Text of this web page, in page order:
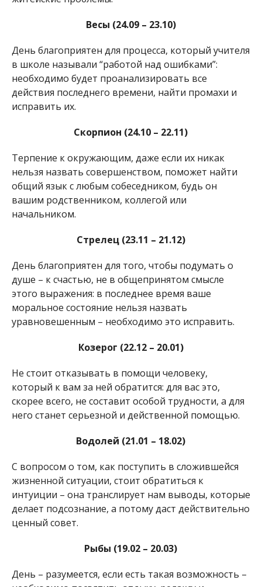
Весы (24.09 – 23.10)
День благоприятен для процесса, который учителя
в школе называли “работой над ошибками”:
необходимо будет проанализировать все
действия последнего времени, найти промахи и
исправить их.
Скорпион (24.10 – 22.11)
Терпение к окружающим, даже если их никак
нельзя назвать совершенством, поможет найти
общий язык с любым собеседником, будь он
вашим родственником, коллегой или
начальником.
Стрелец (23.11 – 21.12)
День благоприятен для того, чтобы подумать о
душе – к счастью, не в общепринятом смысле
этого выражения: в последнее время ваше
моральное состояние нельзя назвать
уравновешенным – необходимо это исправить.
Козерог (22.12 – 20.01)
Не стоит отказывать в помощи человеку,
который к вам за ней обратится: для вас это,
скорее всего, не составит особой трудности, а для
него станет серьезной и действенной помощью.
Водолей (21.01 – 18.02)
С вопросом о том, как поступить в сложившейся
жизненной ситуации, стоит обратиться к
интуиции – она транслирует нам выводы, которые
делает подсознание, а потому даст действительно
ценный совет.
Рыбы (19.02 – 20.03)
День – разумеется, если есть такая возможность –